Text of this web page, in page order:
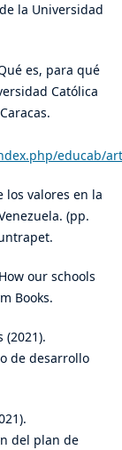
la Universidad
es, para qué
Católica
educab/
los valores en la
(pp.
our schools
Books.
(2021).
de desarrollo
del plan de